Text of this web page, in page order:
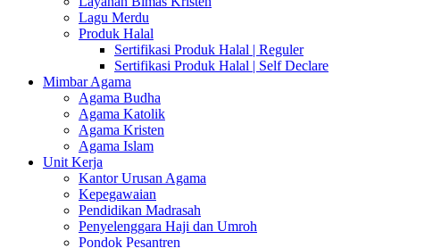
Lagu Merdu
Produk Halal
Sertifikasi Produk Halal | Reguler
Sertifikasi Produk Halal | Self Declare
Mimbar Agama
Agama Budha
Agama Katolik
Agama Kristen
Agama Islam
Unit Kerja
Kantor Urusan Agama
Kepegawaian
Pendidikan Madrasah
Penyelenggara Haji dan Umroh
Pondok Pesantren